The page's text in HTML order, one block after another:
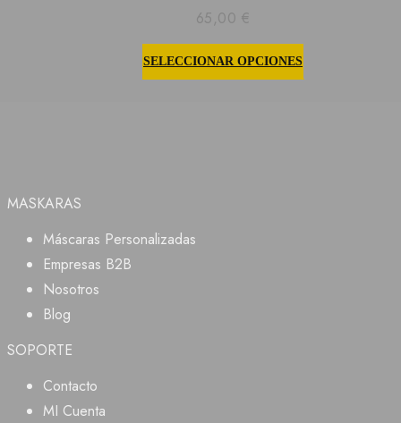
65,00 €
SELECCIONAR OPCIONES
Este
MASKARAS
Máscaras Personalizadas
Empresas B2B
Nosotros
Blog
SOPORTE
Contacto
MI Cuenta